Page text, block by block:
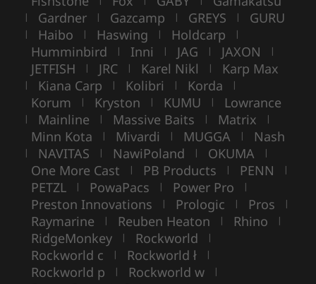
| Gardner | Gazcamp | GREYS | GURU
| Haibo | Haswing | Holdcarp |
Humminbird | Inni | JAG | JAXON |
JETFISH | JRC | Karel Nikl | Karp Max
| Kiana Carp | Kolibri | Korda |
Korum | Kryston | KUMU | Lowrance
| Mainline | Massive Baits | Matrix |
Minn Kota | Mivardi | MUGGA | Nash
| NAVITAS | NawiPoland | OKUMA |
One More Cast | PB Products | PENN |
PETZL | PowaPacs | Power Pro |
Preston Innovations | Prologic | Pros |
Raymarine | Reuben Heaton | Rhino |
RidgeMonkey | Rockworld |
Rockworld c | Rockworld ł |
Rockworld p | Rockworld w |